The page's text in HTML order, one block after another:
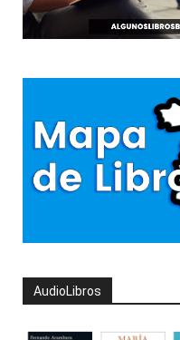
AudioLibros